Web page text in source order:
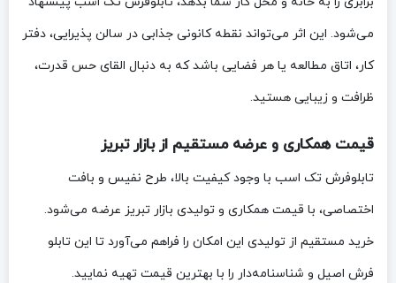
می‌شود. این اثر می‌تواند نقطه کانونی جذابی در سالن پذیرایی، دفتر
کار، اتاق مطالعه یا هر فضایی باشد که به دنبال القای حس قدرت،
ظرافت و زیبایی هستید.
قیمت همکاری و عرضه مستقیم از بازار تبریز
تابلوفرش تک اسب با وجود کیفیت بالا، طرح نفیس و بافت
اختصاصی، با قیمت همکاری و تولیدی بازار تبریز عرضه می‌شود.
خرید مستقیم از تولیدی این امکان را فراهم می‌آورد تا این تابلو
فرش اصیل و شناسنامه‌دار را با بهترین قیمت تهیه نمایید.